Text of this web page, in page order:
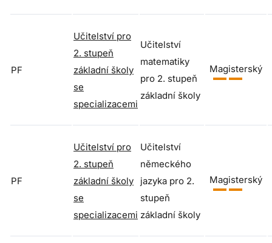
PF
Učitelství pro
2. stupeň
základní školy
se
specializacemi
Učitelství
matematiky
pro 2. stupeň
základní školy
Magisterský
PF
Učitelství pro
2. stupeň
základní školy
se
specializacemi
Učitelství
německého
jazyka pro 2.
stupeň
základní školy
Magisterský